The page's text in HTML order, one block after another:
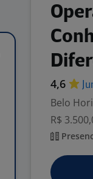
4,6
Belo
R$